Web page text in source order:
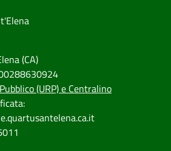
(CA)
(URP) e Centralino